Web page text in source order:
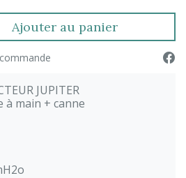
Ajouter au panier
JUPITER
à main + canne